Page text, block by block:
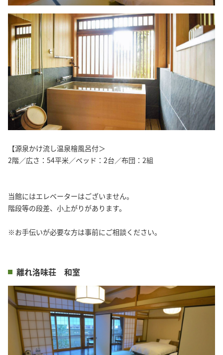
【源泉かけ流し温泉檜風呂付＞
2階／広さ：54平米／ベッド：2台／布団：2組
当館にはエレベーターはございません。
階段等の段差、小上がりがあります。
※お手伝いが必要な方は事前にご相談ください。
離れ洛味荘 和室